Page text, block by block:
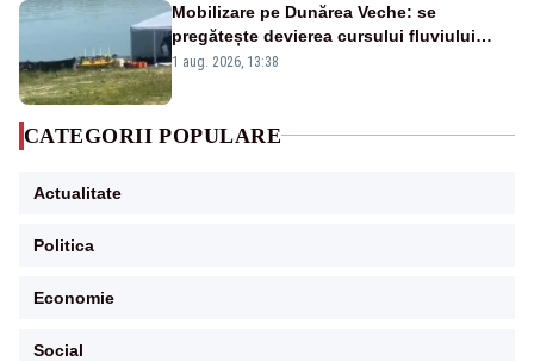
Mobilizare pe Dunărea Veche: se
pregătește devierea cursului fluviului
către Cernavodă – VIDEO
1 aug. 2026, 13:38
CATEGORII POPULARE
Actualitate
Politica
Economie
Social